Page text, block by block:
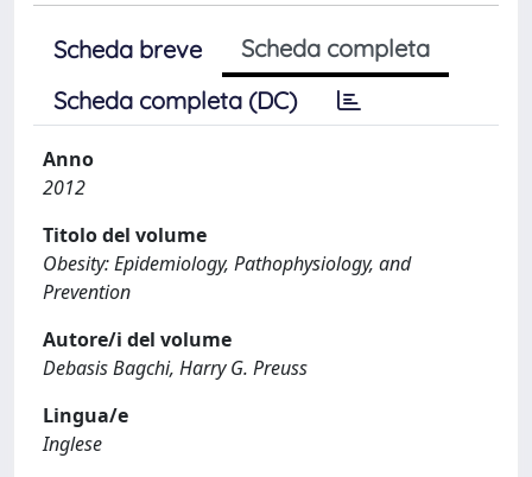
Scheda breve
Scheda completa
Scheda completa (DC)
Anno
2012
Titolo del volume
Obesity: Epidemiology, Pathophysiology, and
Prevention
Autore/i del volume
Debasis Bagchi, Harry G. Preuss
Lingua/e
Inglese